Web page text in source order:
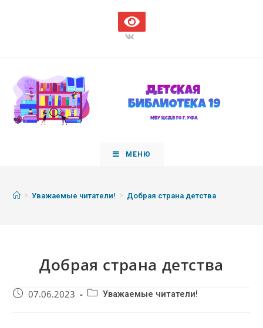
МЕНЮ
> Уважаемые читатели! > Добрая страна детства
Добрая страна детства
07.06.2023 Уважаемые читатели!